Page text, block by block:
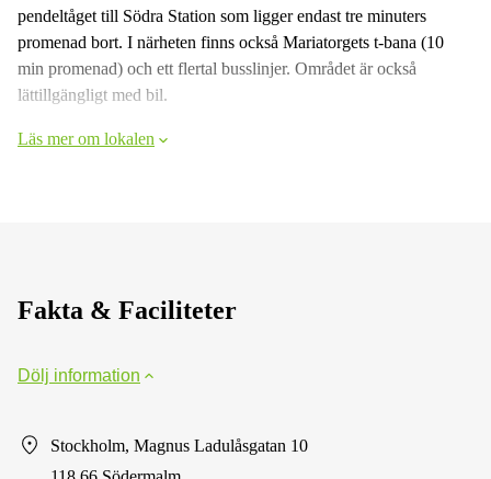
pendeltåget till Södra Station som ligger endast tre minuters
promenad bort. I närheten finns också Mariatorgets t-bana (10
min promenad) och ett flertal busslinjer. Området är också
lättillgängligt med bil.
Läs mer om lokalen
Fakta & Faciliteter
Dölj information
Stockholm, Magnus Ladulåsgatan 10